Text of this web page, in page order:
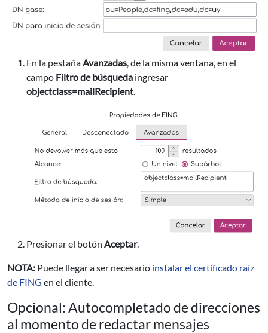
En la pestañaAvanzadas, de la misma ventana, en el
campo Filtro de búsqueda ingresar
objectclass=mailRecipient.
Presionar el botón Aceptar.
NOTA: Puede llegar a ser necesario instalar el certificado raíz
de FING en el cliente.
Opcional: Autocompletado de direcciones
al momento de redactar mensajes